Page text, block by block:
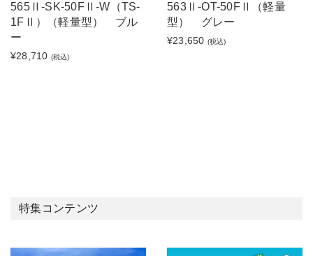
565Ⅱ-SK-50FⅡ-W（TS-
1FⅡ）（軽量型） ブル
ー
¥28,710 (税込)
563Ⅱ-OT-50FⅡ（軽量
型） グレー
¥23,650 (税込)
特集コンテンツ